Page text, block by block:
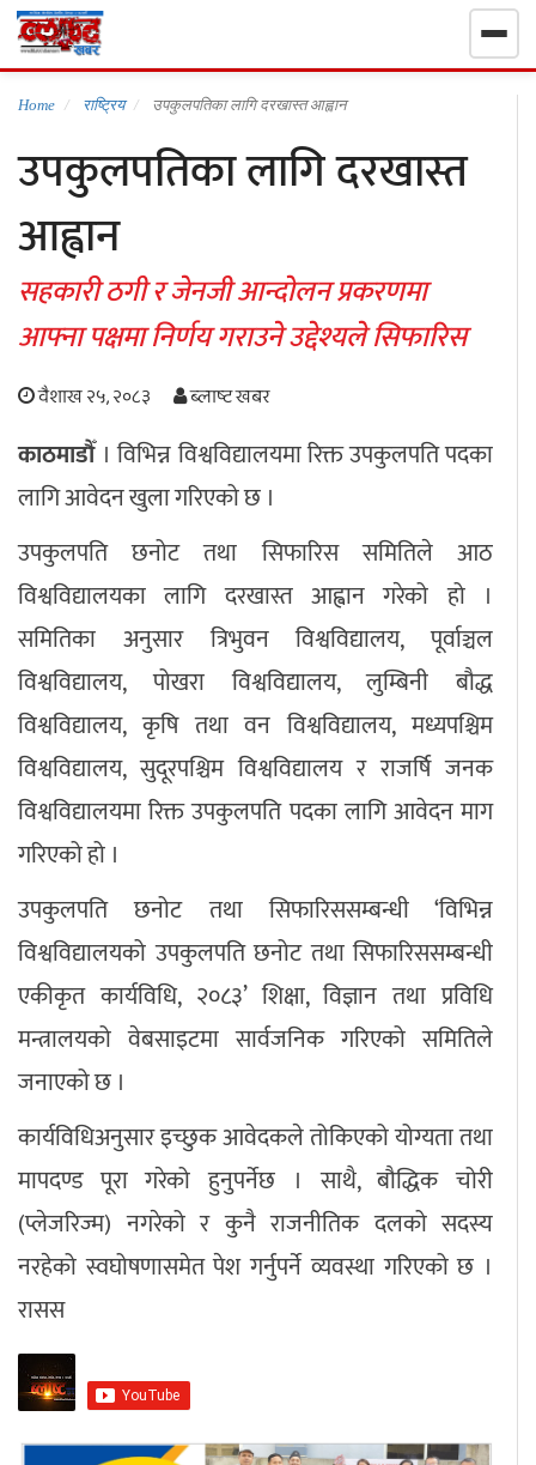
गृहपृष्ठ
निर्वाचन खबर
समाचार
राजनीति
राष्ट्रिय
खेलकुद
स्वास्थ्य
अपराध
छापा समाचार
थप विभाग
छापा संस्करण अर्थ बिचार सम्पादकीय
विशेष
अन्तर्राष्ट्रिय / प्रवास
अन्तरवार्ता संस्कृति साहित्य
ब्लग/रिभ्यु
राशिफल
Home राष्ट्रिय उपकुलपतिका लागि दरखास्त आह्वान
उपकुलपतिका लागि दरखास्त
आह्वान
सहकारी ठगी र जेनजी आन्दोलन प्रकरणमा
आफ्ना पक्षमा निर्णय गराउने उद्देश्यले सिफारिस
वैशाख २५, २०८३ ब्लाष्ट खबर
काठमाडौँ । विभिन्न विश्वविद्यालयमा रिक्त उपकुलपति पदका
लागि आवेदन खुला गरिएको छ ।
उपकुलपति छनोट तथा सिफारिस समितिले आठ
विश्वविद्यालयका लागि दरखास्त आह्वान गरेको हो ।
समितिका अनुसार त्रिभुवन विश्वविद्यालय, पूर्वाञ्चल
विश्वविद्यालय, पोखरा विश्वविद्यालय, लुम्बिनी बौद्ध
विश्वविद्यालय, कृषि तथा वन विश्वविद्यालय, मध्यपश्चिम
विश्वविद्यालय, सुदूरपश्चिम विश्वविद्यालय र राजर्षि जनक
विश्वविद्यालयमा रिक्त उपकुलपति पदका लागि आवेदन माग
गरिएको हो ।
उपकुलपति छनोट तथा सिफारिससम्बन्धी ‘विभिन्न
विश्वविद्यालयको उपकुलपति छनोट तथा सिफारिससम्बन्धी
एकीकृत कार्यविधि, २०८३’ शिक्षा, विज्ञान तथा प्रविधि
मन्त्रालयको वेबसाइटमा सार्वजनिक गरिएको समितिले
जनाएको छ ।
कार्यविधिअनुसार इच्छुक आवेदकले तोकिएको योग्यता तथा
मापदण्ड पूरा गरेको हुनुपर्नेछ । साथै, बौद्धिक चोरी
(प्लेजरिज्म) नगरेको र कुनै राजनीतिक दलको सदस्य
नरहेको स्वघोषणासमेत पेश गर्नुपर्ने व्यवस्था गरिएको छ ।
रासस